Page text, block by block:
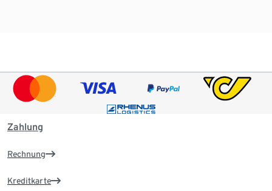
Zahlung
Rechnung
Kreditkarte